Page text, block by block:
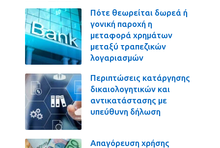
Πότε θεωρείται δωρεά ή
γονική παροχή η
μεταφορά χρημάτων
μεταξύ τραπεζικών
λογαριασμών
Περιπτώσεις κατάργησης
δικαιολογητικών και
αντικατάστασης με
υπεύθυνη δήλωση
Απαγόρευση χρήσης